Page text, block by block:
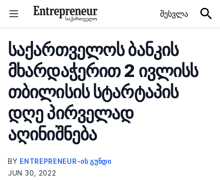
შესვლა
საქართველოს ბანკის
მხარდაჭერით 2 ივლისს
თბილისის სტარტაპის
დღე პირველად
აღინიშნება
BY ENTREPRENEUR-ᲘᲡ ᲒᲣᲜᲓᲘ
JUN 30, 2022